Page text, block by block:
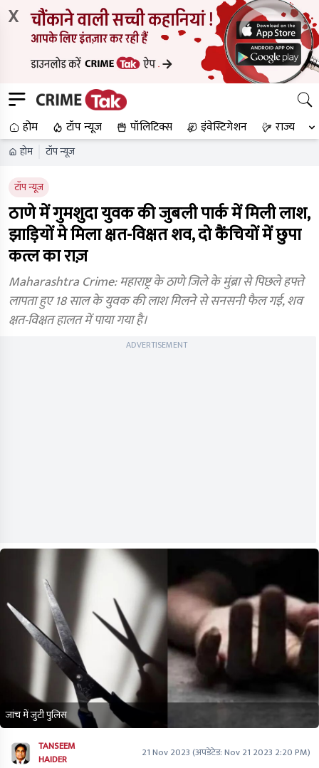
X
होम टॉप न्यूज पॉलिटिक्स इंवेस्टिगेशन राज्य
होम टॉप न्यूज
टॉप न्यूज
ठाणे में गुमशुदा युवक की जुबली पार्क में मिली लाश,
झाड़ियों मे मिला क्षत-विक्षत शव, दो कैंचियों में छुपा
कत्ल का राज़
Maharashtra Crime: महाराष्ट्र के ठाणे जिले के मुंब्रा से पिछले हफ्ते
लापता हुए 18 साल के युवक की लाश मिलने से सनसनी फैल गई, शव
क्षत-विक्षत हालत में पाया गया है।
ADVERTISEMENT
जांच में जुटी पुलिस
TANSEEM
HAIDER
21 Nov 2023(अपडेटेड:Nov 21 2023 2:20 PM)